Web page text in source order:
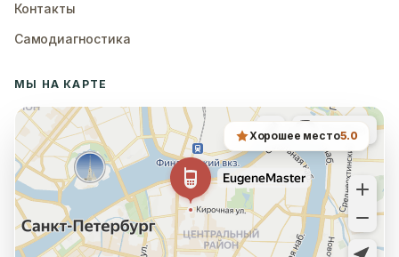
Контакты
Самодиагностика
МЫ НА КАРТЕ
Хорошее место5.0